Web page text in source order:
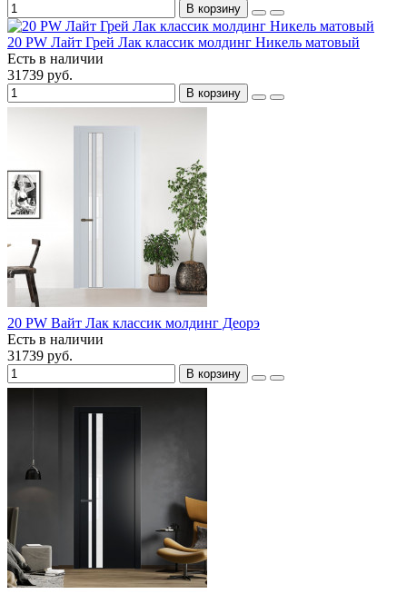
В корзину
20 PW Лайт Грей Лак классик молдинг Никель матовый
Есть в наличии
31739 руб.
В корзину
20 PW Вайт Лак классик молдинг Деорэ
Есть в наличии
31739 руб.
В корзину